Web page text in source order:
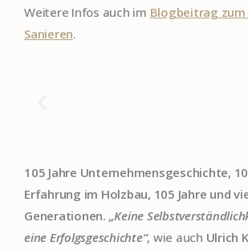
Weitere Infos auch im Blogbeitrag zum
Sanieren.
105 Jahre Unternehmensgeschichte,
Erfahrung im Holzbau, 105 Jahre und
Generationen. „Keine
eine Erfolgsgeschichte“, wie auch Ulrich